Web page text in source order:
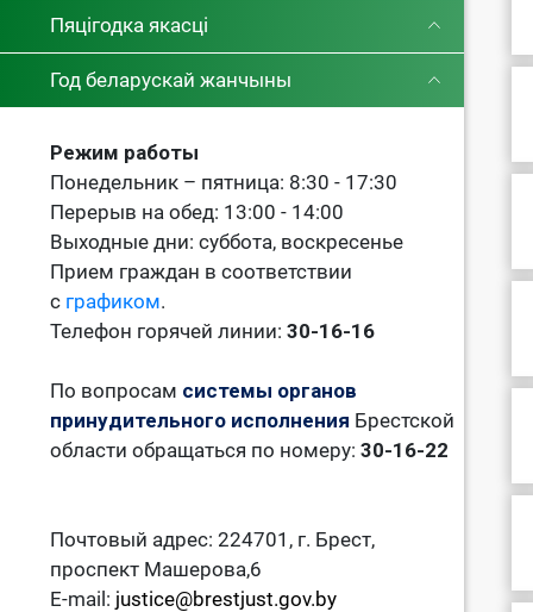
Пяцігодка якасці
Год беларускай жанчыны
Режим работы
Понедельник – пятница: 8:30 - 17:30
Перерыв на обед: 13:00 - 14:00
Выходные дни: суббота, воскресенье
Прием граждан в соответствии
с графиком.
Телефон горячей линии: 30-16-16
По вопросам системы органов
принудительного исполнения Брестской
области обращаться по номеру: 30-16-22
Почтовый адрес: 224701, г. Брест,
проспект Машерова,6
E-mail: justice@brestjust.gov.by